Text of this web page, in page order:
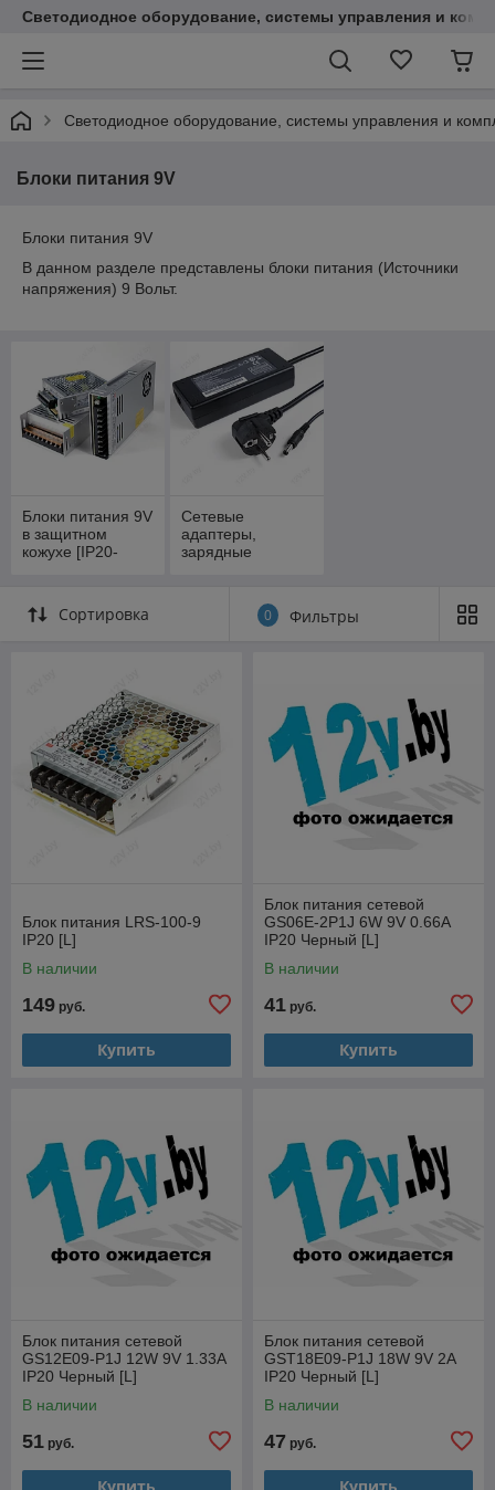
Светодиодное оборудование, системы управления и
Светодиодное оборудование, системы управления и
Блоки питания 9V
Блоки питания 9V
В данном разделе представлены блоки питания (Источники
напряжения) 9 Вольт.
Блоки питания 9V
в защитном
кожухе [IP20-
Сетевые
адаптеры,
зарядные
Сортировка 0 Фильтры
Блок питания LRS-100-9
IP20 [L]
В наличии
149 руб.
Купить
Блок питания сетевой
GS06E-2P1J 6W 9V 0.66A
IP20 Черный [L]
В наличии
41 руб.
Купить
Блок питания сетевой
GS12E09-P1J 12W 9V 1.33A
IP20 Черный [L]
В наличии
51 руб.
Блок питания сетевой
GST18E09-P1J 18W 9V 2A
IP20 Черный [L]
В наличии
47 руб.